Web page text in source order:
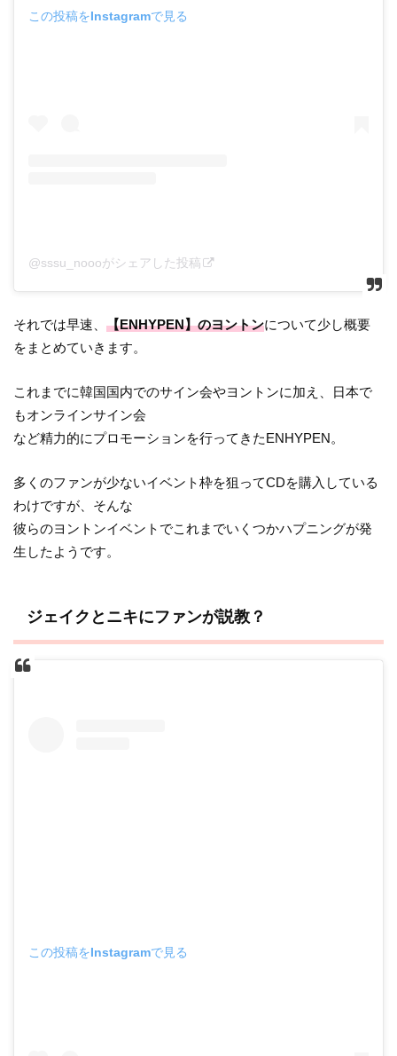
この投稿をInstagramで見る
@sssu_noooがシェアした投稿
それでは早速、【ENHYPEN】のヨントンについて少し概要
をまとめていきます。
これまでに韓国国内でのサイン会やヨントンに加え、日本で
もオンラインサイン会
など精力的にプロモーションを行ってきたENHYPEN。
多くのファンが少ないイベント枠を狙ってCDを購入している
わけですが、そんな
彼らのヨントンイベントでこれまでいくつかハプニングが発
生したようです。
ジェイクとニキにファンが説教？
この投稿をInstagramで見る